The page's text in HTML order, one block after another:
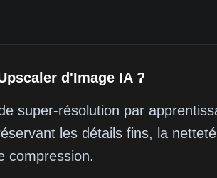
d'Image IA ?
super-résolution par
les détails fins, la
compression.